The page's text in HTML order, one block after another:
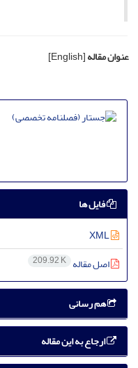
عنوان مقاله[English]
فایل ها
اصل مقاله 209.92 K
هم رسانی
ارجاع به این مقاله